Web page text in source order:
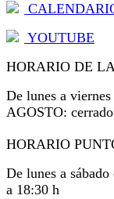
YOUTUBE
HORARIO DE
De lunes a
AGOSTO:
HORARIO
De lunes a
a 18:30 h